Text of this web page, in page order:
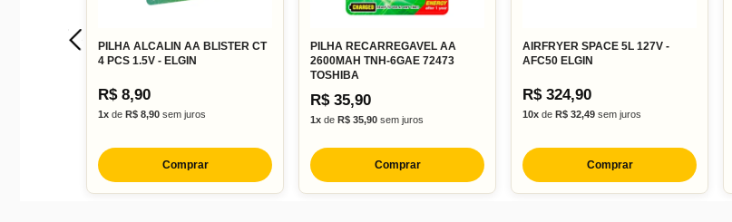
PILHA ALCALIN AA BLISTER CT
4 PCS 1.5V - ELGIN
R$ 8,90
1x de R$ 8,90 sem juros
Comprar
PILHA RECARREGAVEL AA
2600MAH TNH-6GAE 72473
TOSHIBA
R$ 35,90
1x de R$ 35,90 sem juros
Comprar
AIRFRYER SPACE 5L 127V -
AFC50 ELGIN
R$ 324,90
10x de R$ 32,49 sem juros
Comprar